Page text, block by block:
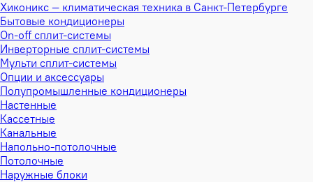
Хиконикс — климатическая техника в Санкт-Петербурге
Бытовые кондиционеры
On-off сплит-системы
Инверторные сплит-системы
Мульти сплит-системы
Опции и аксессуары
Полупромышленные кондиционеры
Настенные
Кассетные
Канальные
Напольно-потолочные
Потолочные
Наружные блоки